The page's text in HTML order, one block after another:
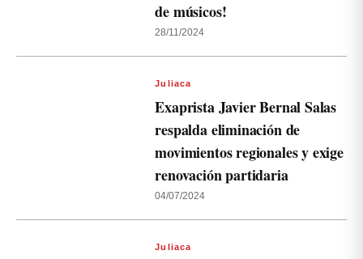
de músicos!
28/11/2024
Juliaca
Exaprista Javier Bernal Salas
respalda eliminación de
movimientos regionales y exige
renovación partidaria
04/07/2024
Juliaca